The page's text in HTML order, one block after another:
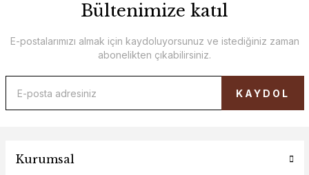
Bültenimize katıl
E-postalarımızı almak için kaydoluyorsunuz ve istediğiniz zaman
abonelikten çıkabilirsiniz.
KAYDOL
Kurumsal